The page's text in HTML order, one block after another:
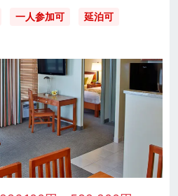
一人参加可 延泊可